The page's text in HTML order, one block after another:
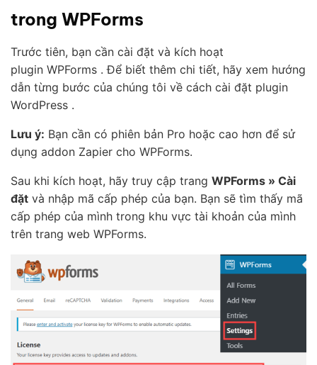
trong WPForms
Trước tiên, bạn cần cài đặt và kích hoạt
plugin WPForms . Để biết thêm chi tiết, hãy xem hướng
dẫn từng bước của chúng tôi về cách cài đặt plugin
WordPress .
Lưu ý: Bạn cần có phiên bản Pro hoặc cao hơn để sử
dụng addon Zapier cho WPForms.
Sau khi kích hoạt, hãy truy cập trang WPForms » Cài
đặt và nhập mã cấp phép của bạn. Bạn sẽ tìm thấy mã
cấp phép của mình trong khu vực tài khoản của mình
trên trang web WPForms.